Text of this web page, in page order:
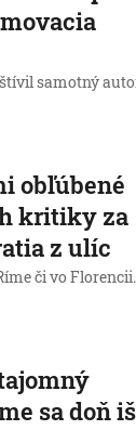
samotný
obľúbené
kritiky za
z ulíc
či vo Florencii.
sa doň